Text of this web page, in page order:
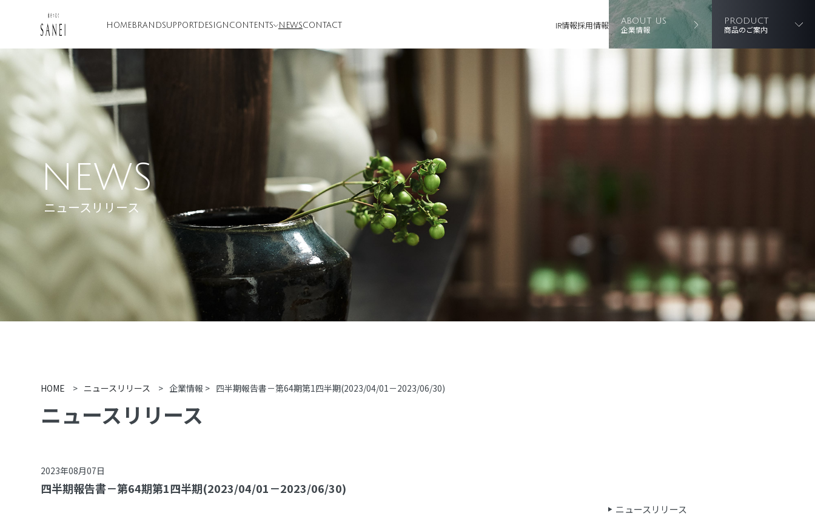
HOME BRANDSUPPORT DESIGN CONTENTS NEWSCONTACT IR情報採用情報 ABOUT US
企業情報
PRODUCT
商品のご案内
NEWS
ニュースリリース
HOME > ニュースリリース > 企業情報 > 四半期報告書－第64期第1四半期(2023/04/01－2023/06/30)
ニュースリリース
2023年08月07日
四半期報告書－第64期第1四半期(2023/04/01－2023/06/30)
ニュースリリース